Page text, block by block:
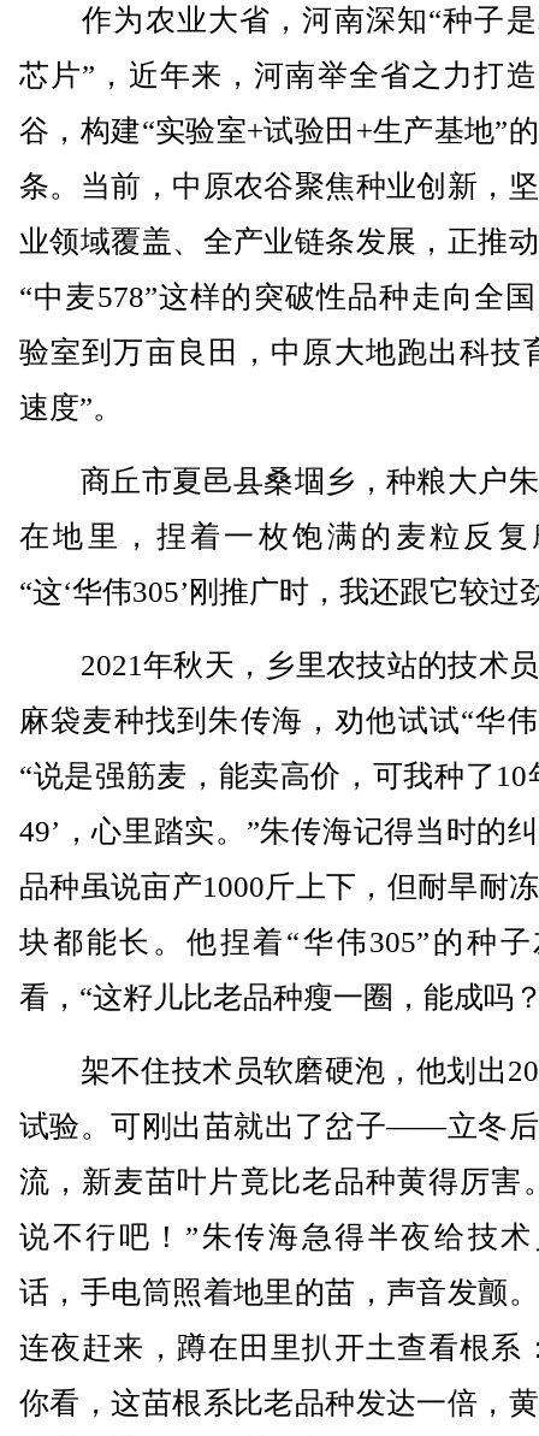
作为农业大省，河南深知“种子是
芯片”，近年来，河南举全省之力打
谷，构建“实验室+试验田+生产基地”
条。当前，中原农谷聚焦种业创新，
业领域覆盖、全产业链条发展，正推
“中麦578”这样的突破性品种走向全
验室到万亩良田，中原大地跑出科技
速度”。
商丘市夏邑县桑堌乡，种粮大户
在地里，捏着一枚饱满的麦粒反复
“这‘华伟305’刚推广时，我还跟它较过
2021年秋天，乡里农技站的技术
麻袋麦种找到朱传海，劝他试试“华伟
“说是强筋麦，能卖高价，可我种了10
49’，心里踏实。”朱传海记得当时的
品种虽说亩产1000斤上下，但耐旱耐
块都能长。他捏着“华伟305”的种
看，“这籽儿比老品种瘦一圈，能成吗
架不住技术员软磨硬泡，他划出
试验。可刚出苗就出了岔子——立冬
流，新麦苗叶片竟比老品种黄得厉害
说不行吧！”朱传海急得半夜给技
话，手电筒照着地里的苗，声音发颤
连夜赶来，蹲在田里扒开土查看根系
你看，这苗根系比老品种发达一倍，